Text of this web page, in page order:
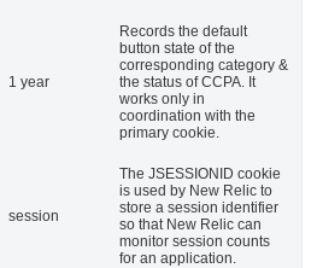
1 year
Records the default
button state of the
corresponding category &
the status of CCPA. It
works only in
coordination with the
primary cookie.
session
The JSESSIONID cookie
is used by New Relic to
store a session identifier
so that New Relic can
monitor session counts
for an application.